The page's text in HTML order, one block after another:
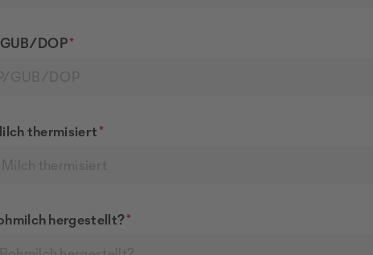
DOP*
thermisiert*
hergestellt?*